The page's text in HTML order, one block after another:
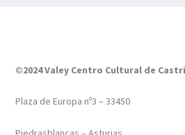
©2024 Valey Centro Cultural de
Plaza de Europa nº3 – 33450